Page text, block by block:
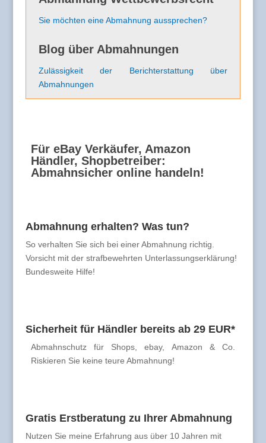
Sie möchten eine Abmahnung aussprechen?
Blog über Abmahnungen
Zulässigkeit der Berichterstattung über
Abmahnungen
Für eBay Verkäufer, Amazon
Händler, Shopbetreiber:
Abmahnsicher online handeln!
Abmahnung erhalten? Was tun?
So verhalten Sie sich bei einer Abmahnung richtig.
Vorsicht mit der strafbewehrten Unterlassungserklärung!
Bundesweite Hilfe!
Sicherheit für Händler bereits ab 29 EUR*
Abmahnschutz für Shops, ebay, Amazon & Co.
Riskieren Sie keine teure Abmahnung!
Gratis Erstberatung zu Ihrer Abmahnung
Nutzen Sie meine Erfahrung aus über 10 Jahren mit